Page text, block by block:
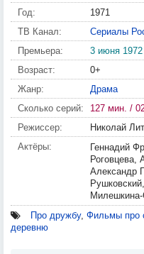
Год:
1971
ТВ Канал:
Сериалы
Премьера:
3 июня 1972
Возраст:
0+
Жанр:
Драма
Сколько серий:
127 мин. /
Режиссер:
Николай
Актёры:
Геннадий
Роговцева,
Александр
Про дружбу, Фильмы про
деревню